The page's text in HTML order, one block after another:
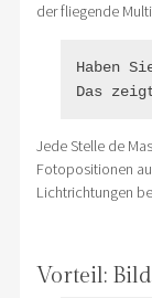
der fliegende
Haben
Das
Jede Stelle de
Fotopositionen
Lichtrichtungen
Vorteil: